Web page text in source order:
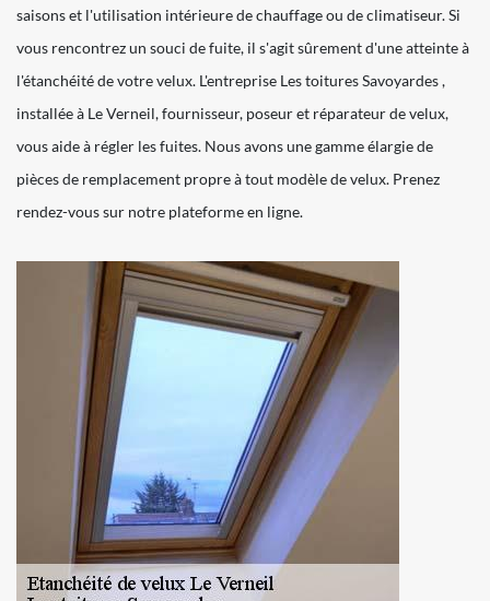
saisons et l'utilisation intérieure de chauffage ou de climatiseur. Si
vous rencontrez un souci de fuite, il s'agit sûrement d'une atteinte à
l'étanchéité de votre velux. L'entreprise Les toitures Savoyardes ,
installée à Le Verneil, fournisseur, poseur et réparateur de velux,
vous aide à régler les fuites. Nous avons une gamme élargie de
pièces de remplacement propre à tout modèle de velux. Prenez
rendez-vous sur notre plateforme en ligne.